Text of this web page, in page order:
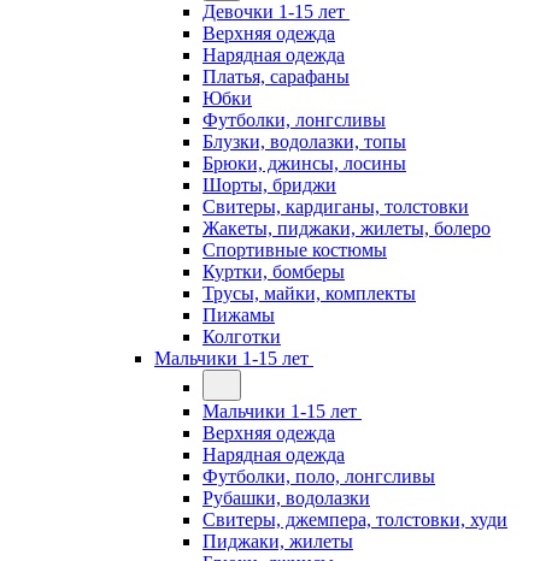
Девочки 1-15 лет
Верхняя одежда
Нарядная одежда
Платья, сарафаны
Юбки
Футболки, лонгсливы
Блузки, водолазки, топы
Брюки, джинсы, лосины
Шорты, бриджи
Свитеры, кардиганы, толстовки
Жакеты, пиджаки, жилеты, болеро
Спортивные костюмы
Куртки, бомберы
Трусы, майки, комплекты
Пижамы
Колготки
Мальчики 1-15 лет
Мальчики 1-15 лет
Верхняя одежда
Нарядная одежда
Футболки, поло, лонгсливы
Рубашки, водолазки
Свитеры, джемпера, толстовки, худи
Пиджаки, жилеты